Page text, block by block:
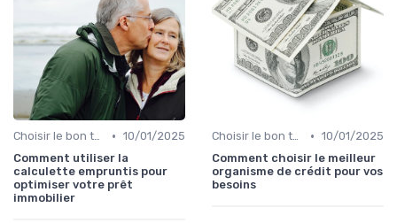
Choisir le bon type de crédit • 10/01/2025
Comment utiliser la
calculette empruntis pour
optimiser votre prêt
immobilier
Choisir le bon type de crédit • 10/01/2025
Comment choisir le meilleur
organisme de crédit pour vos
besoins